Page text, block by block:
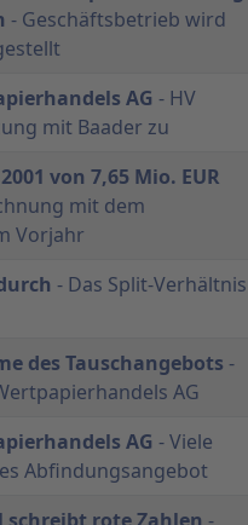
- Geschäftsbetrieb wird
AG - HV
mit Baader zu
von 7,65 Mio. EUR
mit dem
Vorjahr
- Das Split-Verhältnis
des Tauschangebots -
AG
AG - Viele
Abfindungsangebot